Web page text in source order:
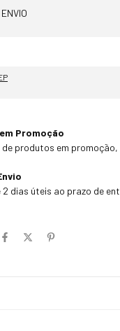
Promoção
produtos em
2 dias úteis ao prazo de